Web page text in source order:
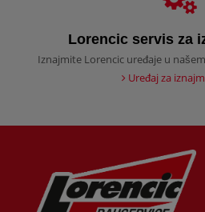
Lorencic servis za
Iznajmite Lorencic uređaje u
Uređaj za